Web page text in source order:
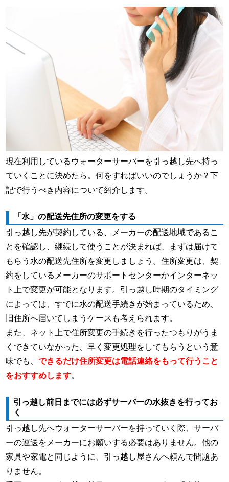
現在利用しているウォーターサーバーを引っ越し先へ持っ
ていくことに決めたら。何をすればいいのでしょうか？下
記で行うべき内容について紹介します。
「水」の配送先住所の変更をする
引っ越し先が契約している、メーカーの配送地域であるこ
とを確認し、継続して使うことが決まれば、まずは届けて
もらう水の配送先住所を変更しましょう。住所変更は、契
約をしているメーカーのサポートセンターかインターネッ
ト上で変更が可能となります。引っ越し時期のタイミング
によっては、すでに水の配送手続きが始まっているため、
旧住所へ届いてしまうケースも考えられます。
また、ネット上で住所変更の手続きを行ったつもりがうま
くできていなかった、早く変更処理をしてもらうという意
味でも、できるだけ住所変更は電話連絡をもって行うこと
をおすすめします。
引っ越し前日までには必ずサーバーの水抜きを行ってお
く
引っ越し先へウォーターサーバーを持っていく際、サーバ
ーの運送をメーカーにお願いする必要はありません。他の
家具や家電と同じように、引っ越し屋さんへ頼んで問題あ
りません。